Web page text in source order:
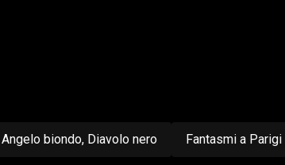
Angelo biondo, Diavolo nero Fantasmi a Parigi